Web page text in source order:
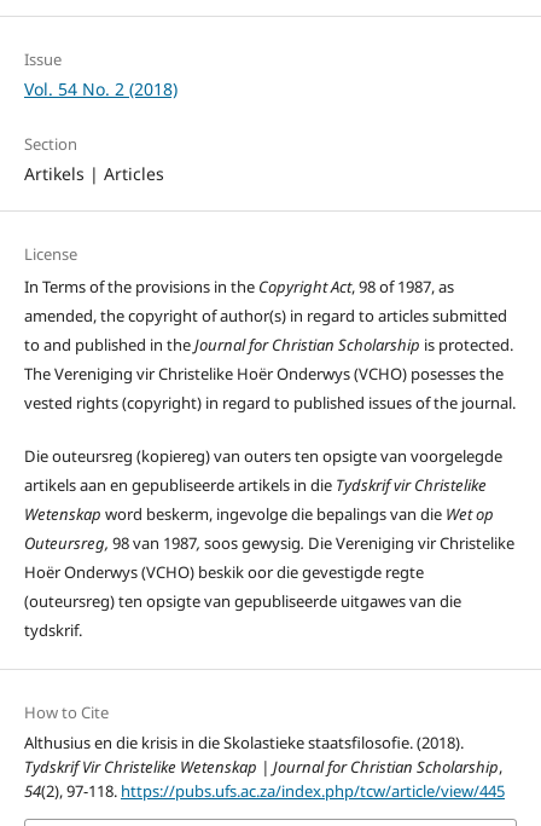
Issue
Vol. 54 No. 2 (2018)
Section
Artikels | Articles
License
In Terms of the provisions in the Copyright Act, 98 of 1987, as
amended, the copyright of author(s) in regard to articles submitted
to and published in theJournal for Christian Scholarship is protected.
The Vereniging vir Christelike Hoër Onderwys (VCHO) posesses the
vested rights (copyright) in regard to published issues of the journal.
Die outeursreg (kopiereg) van outers ten opsigte van voorgelegde
artikels aan en gepubliseerde artikels in die Tydskrif vir Christelike
Wetenskap word beskerm, ingevolge die bepalings van dieWet op
Outeursreg, 98 van 1987, soos gewysig. Die Vereniging vir Christelike
Hoër Onderwys (VCHO) beskik oor die gevestigde regte
(outeursreg) ten opsigte van gepubliseerde uitgawes van die
tydskrif.
How to Cite
Althusius en die krisis in die Skolastieke staatsfilosofie. (2018).
Tydskrif Vir Christelike Wetenskap | Journal for Christian Scholarship,
54(2), 97-118. https://pubs.ufs.ac.za/index.php/tcw/article/view/445